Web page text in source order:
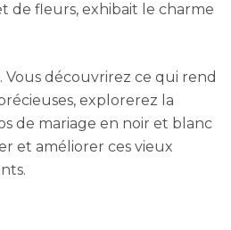
fleurs, exhibait le charme
découvrirez ce qui rend
explorerez la
de mariage en noir et blanc
et améliorer ces vieux